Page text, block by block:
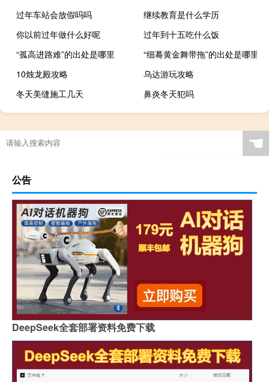
过年车站会放假吗吗
继续教育是什么学历
你以前过年做什么好呢
过年到十五吃什么饭
“孤高进路难”的出处是哪里
“细蓦黄金舞带拖”的出处是哪里
10烛龙殿攻略
乌达游玩攻略
冬天美缝施工几天
鼻炎冬天犯吗
☚
公告
DeepSeek全套部署资料免费下载